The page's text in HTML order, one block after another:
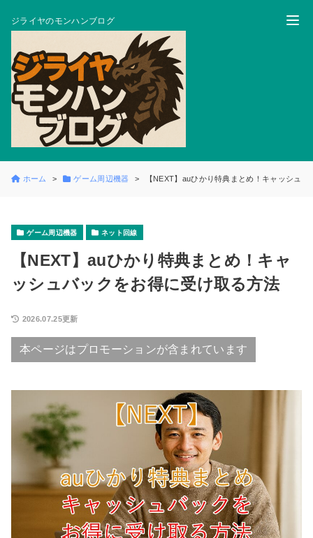
ジライヤのモンハンブログ
ホーム ゲーム周辺機器 【NEXT】auひかり特典まとめ！キャッシュ
ゲーム周辺機器 ネット回線
【NEXT】auひかり特典まとめ！キャ
ッシュバックをお得に受け取る方法
2026.07.25更新
本ページはプロモーションが含まれています